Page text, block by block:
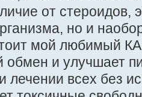
от стероидов,
но и
мой любимый
обмен и улучшает
лечении всех без